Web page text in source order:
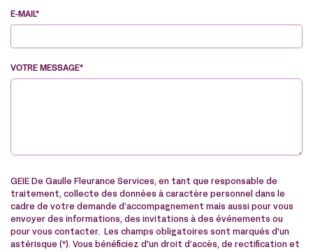
E-MAIL*
VOTRE MESSAGE*
GEIE De Gaulle Fleurance Services, en tant que responsable de
traitement, collecte des données à caractère personnel dans le
cadre de votre demande d’accompagnement mais aussi pour vous
envoyer des informations, des invitations à des événements ou
pour vous contacter. Les champs obligatoires sont marqués d'un
astérisque (*). Vous bénéficiez d'un droit d’accès, de rectification et